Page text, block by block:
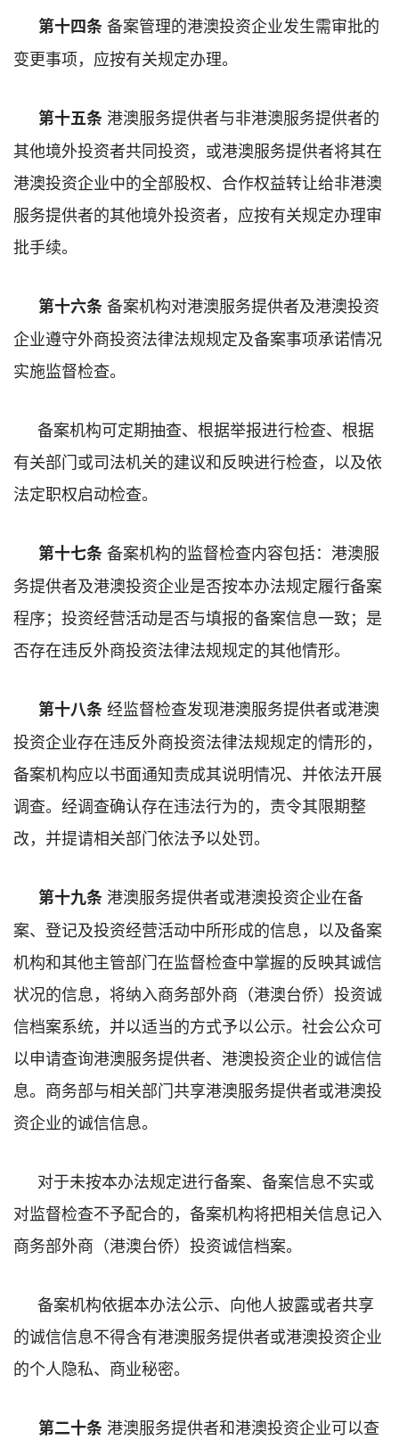
第十四条备案管理的港澳投资企业发生需审批的
变更事项，应按有关规定办理。
第十五条港澳服务提供者与非港澳服务提供者的
其他境外投资者共同投资，或港澳服务提供者将其在
港澳投资企业中的全部股权、合作权益转让给非港澳
服务提供者的其他境外投资者，应按有关规定办理审
批手续。
第十六条备案机构对港澳服务提供者及港澳投资
企业遵守外商投资法律法规规定及备案事项承诺情况
实施监督检查。
备案机构可定期抽查、根据举报进行检查、根据
有关部门或司法机关的建议和反映进行检查，以及依
法定职权启动检查。
第十七条备案机构的监督检查内容包括：港澳服
务提供者及港澳投资企业是否按本办法规定履行备案
程序；投资经营活动是否与填报的备案信息一致；是
否存在违反外商投资法律法规规定的其他情形。
第十八条经监督检查发现港澳服务提供者或港澳
投资企业存在违反外商投资法律法规规定的情形的，
备案机构应以书面通知责成其说明情况、并依法开展
调查。经调查确认存在违法行为的，责令其限期整
改，并提请相关部门依法予以处罚。
第十九条港澳服务提供者或港澳投资企业在备
案、登记及投资经营活动中所形成的信息，以及备案
机构和其他主管部门在监督检查中掌握的反映其诚信
状况的信息，将纳入商务部外商（港澳台侨）投资诚
信档案系统，并以适当的方式予以公示。社会公众可
以申请查询港澳服务提供者、港澳投资企业的诚信信
息。商务部与相关部门共享港澳服务提供者或港澳投
资企业的诚信信息。
对于未按本办法规定进行备案、备案信息不实或
对监督检查不予配合的，备案机构将把相关信息记入
商务部外商（港澳台侨）投资诚信档案。
备案机构依据本办法公示、向他人披露或者共享
的诚信信息不得含有港澳服务提供者或港澳投资企业
的个人隐私、商业秘密。
第二十条港澳服务提供者和港澳投资企业可以查